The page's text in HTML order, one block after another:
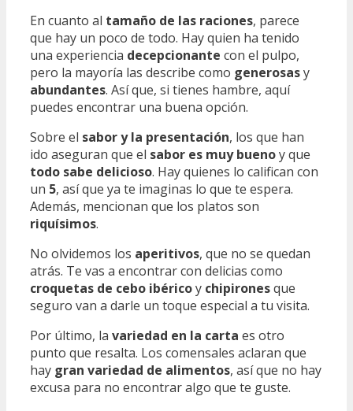
En cuanto al tamaño de las raciones, parece
que hay un poco de todo. Hay quien ha tenido
una experiencia decepcionante con el pulpo,
pero la mayoría las describe como generosasy
abundantes. Así que, si tienes hambre, aquí
puedes encontrar una buena opción.
Sobre el sabor y la presentación, los que han
ido aseguran que el sabor es muy buenoy que
todo sabe delicioso. Hay quienes lo califican con
un 5, así que ya te imaginas lo que te espera.
Además, mencionan que los platos son
riquísimos.
No olvidemos los aperitivos, que no se quedan
atrás. Te vas a encontrar con delicias como
croquetas de cebo ibéricoy chipironesque
seguro van a darle un toque especial a tu visita.
Por último, la variedad en la carta es otro
punto que resalta. Los comensales aclaran que
hay gran variedad de alimentos, así que no hay
excusa para no encontrar algo que te guste.